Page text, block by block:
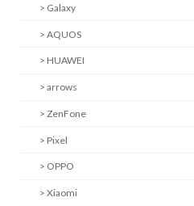
> Galaxy
> AQUOS
> HUAWEI
> arrows
> ZenFone
> Pixel
> OPPO
> Xiaomi